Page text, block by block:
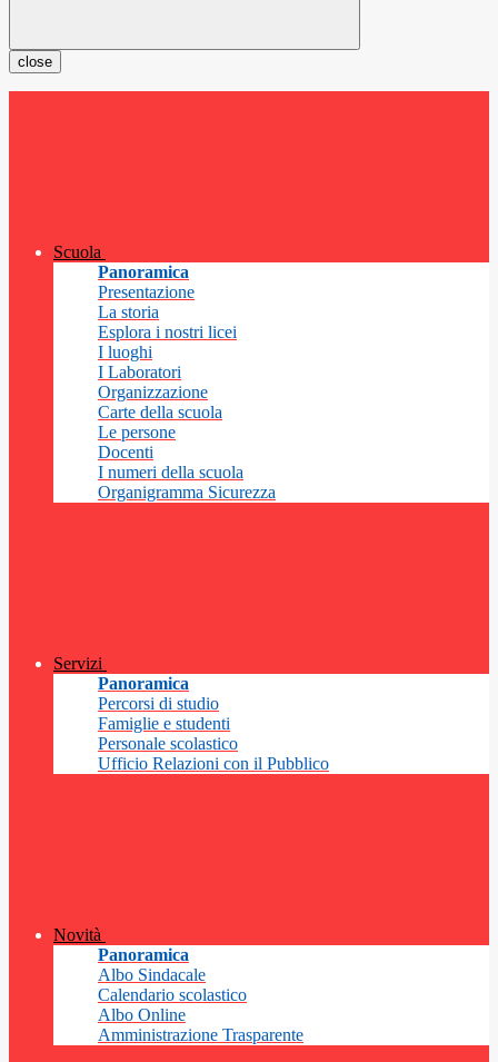
close
Scuola
Panoramica
Presentazione
La storia
Esplora i nostri licei
I luoghi
I Laboratori
Organizzazione
Carte della scuola
Le persone
Docenti
I numeri della scuola
Organigramma Sicurezza
Servizi
Panoramica
Percorsi di studio
Famiglie e studenti
Personale scolastico
Ufficio Relazioni con il Pubblico
Novità
Panoramica
Albo Sindacale
Calendario scolastico
Albo Online
Amministrazione Trasparente